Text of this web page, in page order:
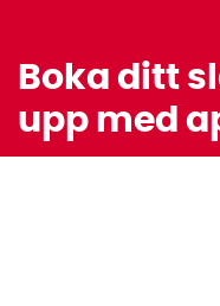
Boka ditt
upp med